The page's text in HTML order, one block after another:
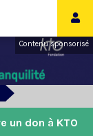
Contenu sponsorisé
un don à KTO